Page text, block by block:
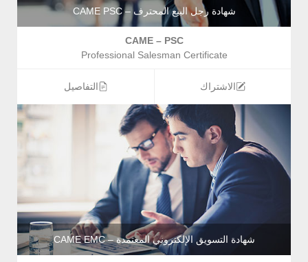
شهادة رجل البيع المحترف – CAME PSC
CAME – PSC
Professional Salesman Certificate
الاشتراك التفاصيل
شهادة التسويق الإلكتروني المعتمدة – CAME EMC